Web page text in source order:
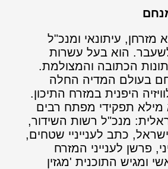
מזרחן, עיתונאי ומנכ"ל
הוא בעל עשרות
הכתובה והמצולמת.
בעולם המדיה החלה
היפנית במזרח התיכון.
מילא תפקידי מפתח רבים
מנכ"ל רשות השידור,
כתב לענייניי שטחים,
פרשן לענייני המזרח
ומגיש התוכנית 'מגזין